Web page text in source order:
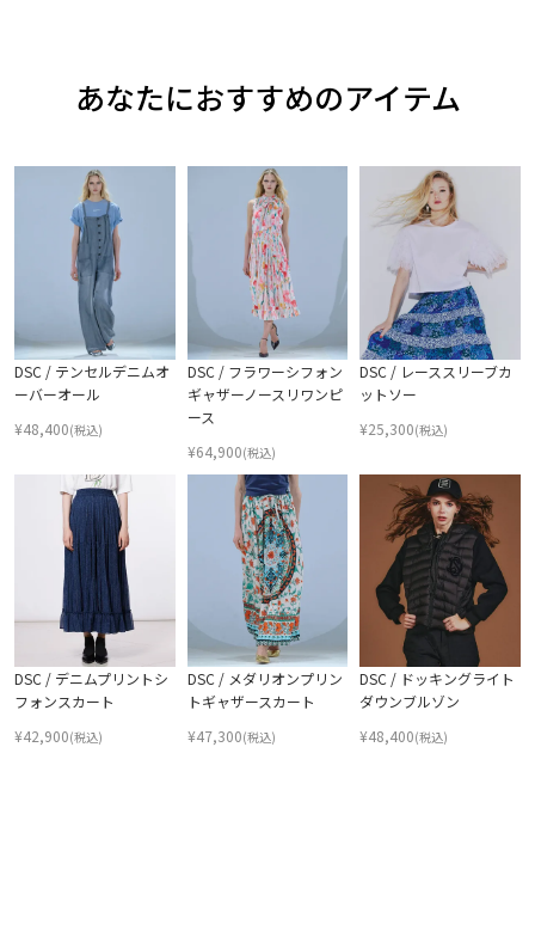
あなたにおすすめのアイテム
DSC / テンセルデニムオ
ーバーオール
¥48,400(税込)
DSC / フラワーシフォン
ギャザーノースリワンピ
ース
¥64,900(税込)
DSC / レーススリーブカ
ットソー
¥25,300(税込)
DSC / デニムプリントシ
フォンスカート
¥42,900(税込)
DSC / メダリオンプリン
トギャザースカート
¥47,300(税込)
DSC / ドッキングライト
ダウンブルゾン
¥48,400(税込)